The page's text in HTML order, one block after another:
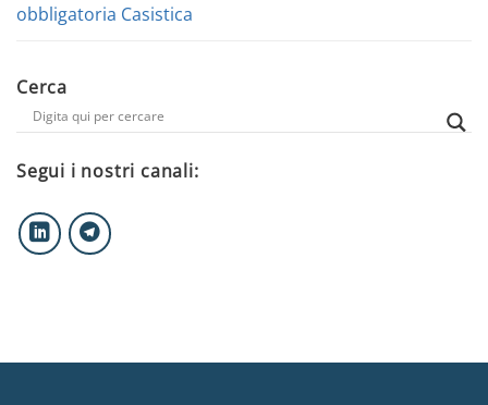
obbligatoria Casistica
Cerca
Segui i nostri canali: